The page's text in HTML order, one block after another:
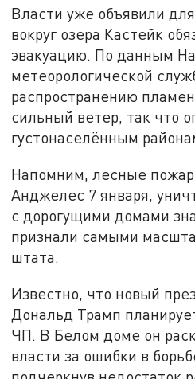
Власти уже объявили
вокруг озера Кастейк
эвакуацию. По данным
метеорологической
распространению
сильный ветер, так что
густонаселённым
Напомним, лесные
Анджелес 7 января,
с дорогущими домами
признали самыми
штата.
Известно, что новый
Дональд Трамп
ЧП. В Белом доме он
власти за ошибки в